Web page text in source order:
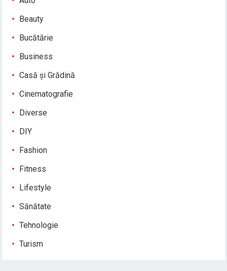
Beauty
Bucătărie
Business
Casă și Grădină
Cinematografie
Diverse
DIY
Fashion
Fitness
Lifestyle
Sănătate
Tehnologie
Turism